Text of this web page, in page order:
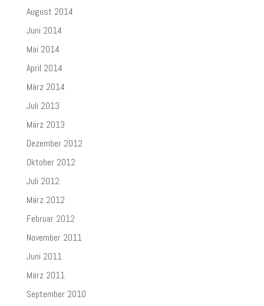
August 2014
Juni 2014
Mai 2014
April 2014
März 2014
Juli 2013
März 2013
Dezember 2012
Oktober 2012
Juli 2012
März 2012
Februar 2012
November 2011
Juni 2011
März 2011
September 2010